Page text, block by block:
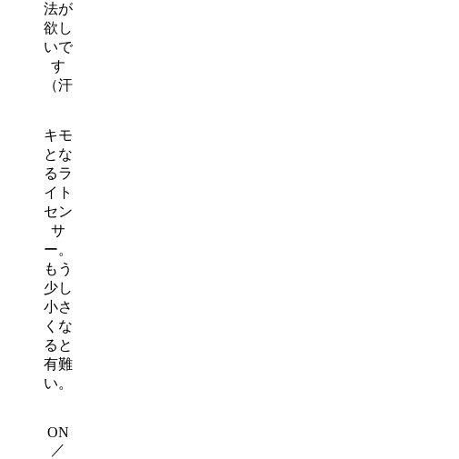
法が
欲し
いで
す
（汗
キモ
とな
るラ
イト
セン
サ
ー。
もう
少し
小さ
くな
ると
有難
い。
ON
／